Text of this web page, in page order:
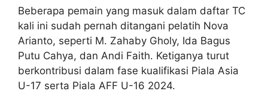
Beberapa pemain yang masuk dalam daftar TC
kali ini sudah pernah ditangani pelatih Nova
Arianto, seperti M. Zahaby Gholy, Ida Bagus
Putu Cahya, dan Andi Faith. Ketiganya turut
berkontribusi dalam fase kualifikasi Piala Asia
U-17 serta Piala AFF U-16 2024.